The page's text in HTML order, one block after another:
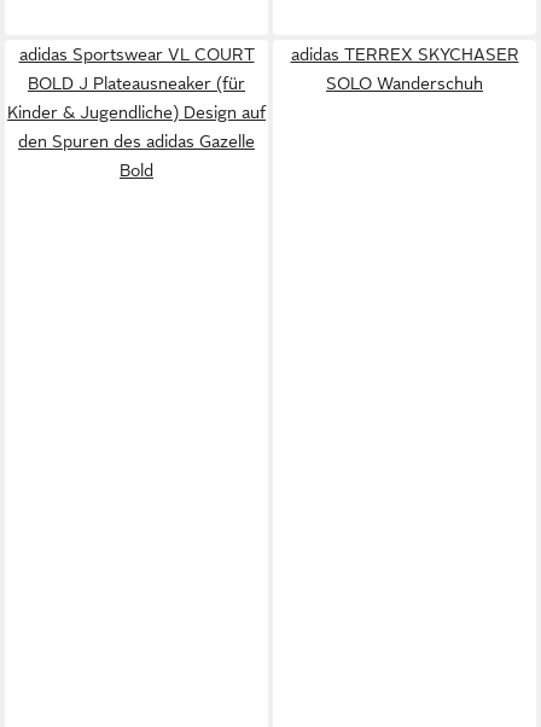
adidas Sportswear VL COURT
BOLD J Plateausneaker (für
Kinder & Jugendliche) Design auf
den Spuren des adidas Gazelle
Bold
adidas TERREX SKYCHASER
SOLO Wanderschuh